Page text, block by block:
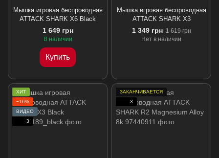
Мышка игровая беспроводная
ATTACK SHARK X6 Black
1 649 грн
В наличии
Купить
Мышка игровая беспроводная
ATTACK SHARK X3
1 349 грн 1 619 грн
Нет в наличии
ХИТ
−16%
ВИДЕО
3
ЗАКАНЧИВАЕТСЯ
3